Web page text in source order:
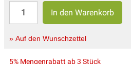
» Auf den Wunschzettel
5% Mengenrabatt ab 3 Stück